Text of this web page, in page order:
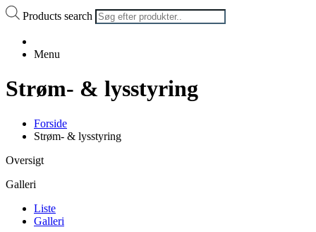
Products search
Menu
Strøm- & lysstyring
Forside
Strøm- & lysstyring
Oversigt
Galleri
Liste
Galleri